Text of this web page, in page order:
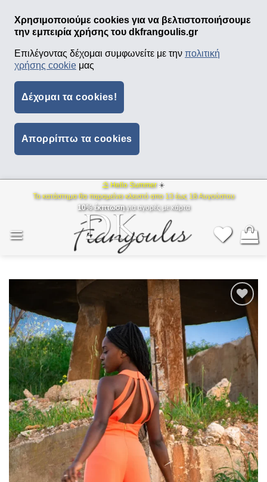
Χρησιμοποιούμε cookies για να βελτιστοποιήσουμε
την εμπειρία χρήσης του dkfrangoulis.gr
Επιλέγοντας δέχομαι συμφωνείτε με την πολιτική
χρήσης cookie μας
Δέχομαι τα cookies!
Απορρίπτω τα cookies
⛱ Hello Summer ☀️
Το κατάστημα θα παραμείνει κλειστό απο 13 έως 18 Αυγούστου
10% έκπτωσηγια αγορές με κάρτα
Add to
wishlist